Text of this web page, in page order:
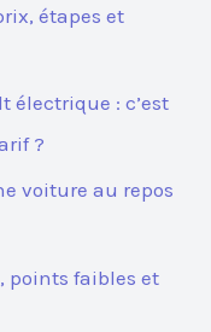
étapes et
électrique : c’est
?
voiture au repos
points faibles et